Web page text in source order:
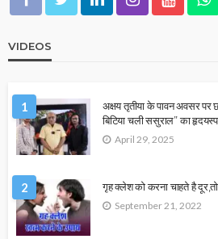
VIDEOS
1
अक्षय तृतीया के पावन अवसर पर
बिटिया चली ससुराल” का
April 29, 2025
2 गृह क्लेश को करना चाहते है
September 21, 2022